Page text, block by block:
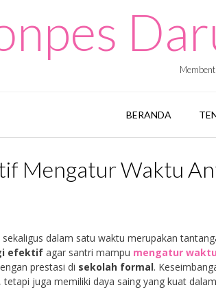
BERANDA
Mengatur Waktu
dalam satu waktu merupakan
efektif agar santri mampu mengatur waktu
prestasi di sekolah formal.
juga memiliki daya saing yang kuat